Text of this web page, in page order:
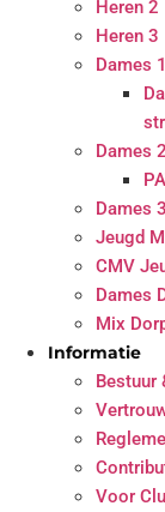
Heren 2
Heren 3
Dames 1
Dames 2
Dames 3
Jeugd
CMV
Dames
Mix
Informatie
Bestuur
Voor